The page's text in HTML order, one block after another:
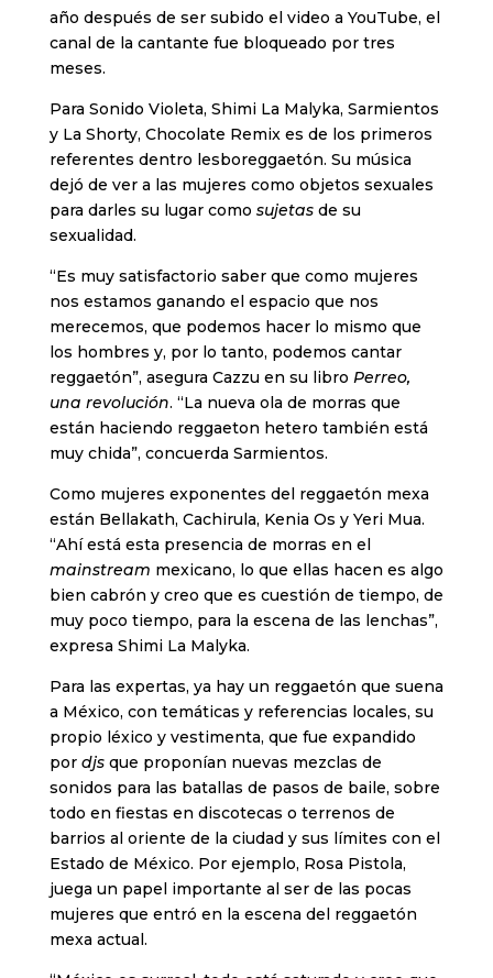
año después de ser subido el video a YouTube, el
canal de la cantante fue bloqueado por tres
meses.
Para Sonido Violeta, Shimi La Malyka, Sarmientos
y La Shorty, Chocolate Remix es de los primeros
referentes dentro lesboreggaetón. Su música
dejó de ver a las mujeres como objetos sexuales
para darles su lugar como sujetasde su
sexualidad.
“Es muy satisfactorio saber que como mujeres
nos estamos ganando el espacio que nos
merecemos, que podemos hacer lo mismo que
los hombres y, por lo tanto, podemos cantar
reggaetón”, asegura Cazzu en su libro Perreo,
una revolución. “La nueva ola de morras que
están haciendo reggaeton hetero también está
muy chida”, concuerda Sarmientos.
Como mujeres exponentes del reggaetón mexa
están Bellakath, Cachirula, Kenia Os y Yeri Mua.
“Ahí está esta presencia de morras en el
mainstream mexicano, lo que ellas hacen es algo
bien cabrón y creo que es cuestión de tiempo, de
muy poco tiempo, para la escena de las lenchas”,
expresa Shimi La Malyka.
Para las expertas, ya hay un reggaetón que suena
a México, con temáticas y referencias locales, su
propio léxico y vestimenta, que fue expandido
por djs que proponían nuevas mezclas de
sonidos para las batallas de pasos de baile, sobre
todo en fiestas en discotecas o terrenos de
barrios al oriente de la ciudad y sus límites con el
Estado de México. Por ejemplo, Rosa Pistola,
juega un papel importante al ser de las pocas
mujeres que entró en la escena del reggaetón
mexa actual.